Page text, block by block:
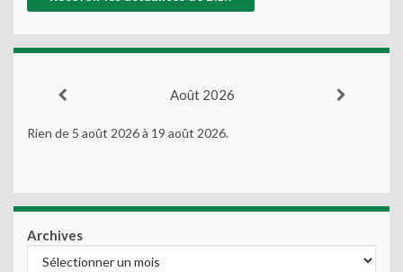
Août 2026
Rien de 5 août 2026 à 19 août 2026.
Archives